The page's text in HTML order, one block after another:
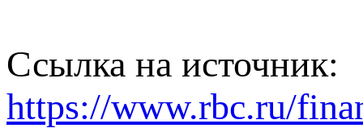
Ссылка на источник:
https://www.rbc.ru/